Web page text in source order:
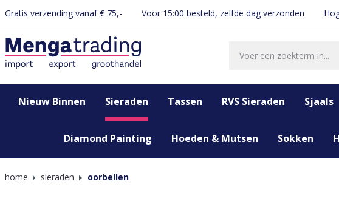
Ga naar de hoofdnavigatie
Gratis verzending vanaf € 75,- Voor 15:00 besteld, zelfde dag verzonden
Nieuw Binnen Sieraden Tassen RVS Sieraden Sjaals
Diamond Painting Hoeden & Mutsen Sokken
home sieraden oorbellen